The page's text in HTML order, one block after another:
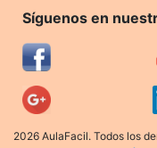
Síguenos en
2026 AulaFacil. Todos los